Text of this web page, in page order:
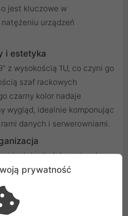
jest kluczowe w
urządzeń
i estetyka
z wysokością 1U, co czyni go
szaf rackowych
czarny kolor nadaje
wygląd, idealnie komponując
danych i serwerowniami.
instalacji, dołączając do
organizację oraz mocowanie
staje się intuicyjny i szybki,
kablowa przekłada się
prywatność